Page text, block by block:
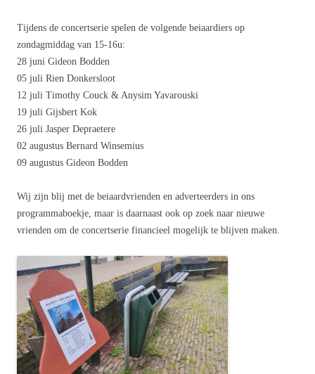
Tijdens de concertserie spelen de volgende beiaardiers op
zondagmiddag van 15-16u:
28 juni Gideon Bodden
05 juli Rien Donkersloot
12 juli Timothy Couck & Anysim Yavarouski
19 juli Gijsbert Kok
26 juli Jasper Depraetere
02 augustus Bernard Winsemius
09 augustus Gideon Bodden
Wij zijn blij met de beiaardvrienden en adverteerders in ons
programmaboekje, maar is daarnaast ook op zoek naar nieuwe
vrienden om de concertserie financieel mogelijk te blijven maken.